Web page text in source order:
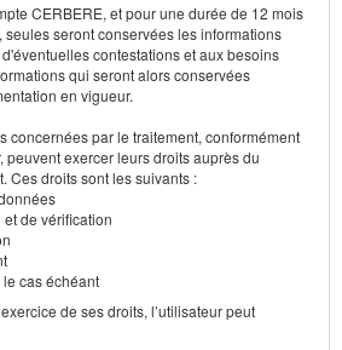
CERBERE, et pour une durée de 12 mois
seront conservées les informations
contestations et aux besoins
qui seront alors conservées
en vigueur.
concernées par le traitement, conformément
exercer leurs droits auprès du
Ces droits sont les suivants :
et de vérification
le cas échéant
de ses droits, l’utilisateur peut